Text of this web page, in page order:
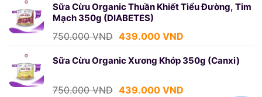
là:
1.250.000 VND.
tại
Sữa Cừu Organic Thuần Khiết Tiểu Đường, Tim
Mạch 350g (DIABETES)
750.000VND Giá
là:
439.000 VNDGiá
tại
Sữa Cừu Organic Xương Khớp 350g (Canxi)
750.000VND Giá
439.000 VNDGiá